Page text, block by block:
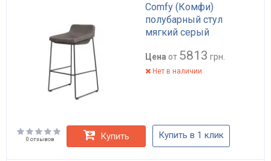
Comfy (Комфи)
полубарный стул
мягкий серый
Цена от 5813 грн.
Нет в наличии
0 отзывов Купить Купить в 1 клик